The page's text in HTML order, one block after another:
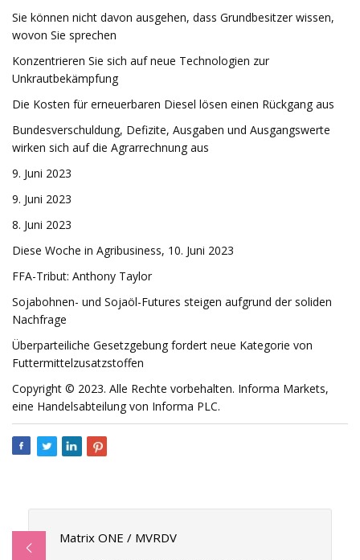
Sie können nicht davon ausgehen, dass Grundbesitzer wissen,
wovon Sie sprechen
Konzentrieren Sie sich auf neue Technologien zur
Unkrautbekämpfung
Die Kosten für erneuerbaren Diesel lösen einen Rückgang aus
Bundesverschuldung, Defizite, Ausgaben und Ausgangswerte
wirken sich auf die Agrarrechnung aus
9. Juni 2023
9. Juni 2023
8. Juni 2023
Diese Woche in Agribusiness, 10. Juni 2023
FFA-Tribut: Anthony Taylor
Sojabohnen- und Sojaöl-Futures steigen aufgrund der soliden
Nachfrage
Überparteiliche Gesetzgebung fordert neue Kategorie von
Futtermittelzusatzstoffen
Copyright © 2023. Alle Rechte vorbehalten. Informa Markets,
eine Handelsabteilung von Informa PLC.
Matrix ONE / MVRDV